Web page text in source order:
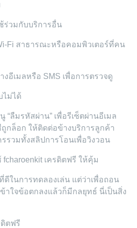
ร่วมกับบริการอื่น
Fi สาธารณะหรือคอมพิวเตอร์ที่คน
งอีเมลหรือ SMS เพื่อการตรวจดู
ไม่ได้
“ลืมรหัสผ่าน” เพื่อรีเซ็ตผ่านอีเมล
กล็อก ให้ติดต่อข้างบริการลูกค้า
รวมทั้งสลิปการโอนเพื่อวิงวอน
เครดิตฟรี ให้คุ้ม
ดีในการทดลองเล่น แต่ว่าเพื่อถอน
ข้าใจข้อตกลงแล้วก็มีกลยุทธ์ นี่เป็นสิ่ง
ตฟรี